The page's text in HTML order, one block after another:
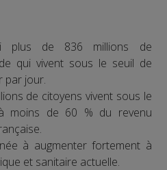
plus de 836 millions de
qui vivent sous le seuil de
par jour.
de citoyens vivent sous le
moins de 60 % du revenu
à augmenter fortement à
et sanitaire actuelle.